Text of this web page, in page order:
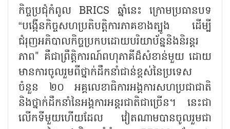
កិច្ចប្រជុំកំពូល BRICS ឆ្នាំនេះ ក្រោមប្រធានបទ
“បង្កើនកិច្ចសហប្រតិបត្តិការភាគខាងត្បូង ដើម្បី
ជំរុញអភិបាលកិច្ចប្រកបដោយបរិយាប័ន្ននិងនិរន្តរ
ភាព" គឺជាព្រឹត្តិការណ៍ពហុភាគីដ៏សំខាន់មួយ ដោយ
មានការចូលរួមពីថ្នាក់ដឹកនាំជាន់ខ្ពស់នៃប្រទេស
ចំនួន ២០ អគ្គលេខាធិការអង្គការសហប្រជាជាតិ
និងថ្នាក់ដឹកនាំនៃអង្គការអន្តរជាតិជាច្រើន។ នេះជា
លើកទីមួយហើយដែល វៀតណាមបានចូលរួមជា